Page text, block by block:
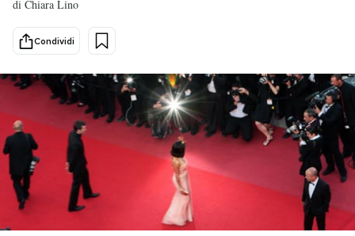
Internet
Scienza
Cultura
Economia
Sport
Altrecose
Mondiali calcio 2026
PODCAST
di Chiara Lino
Condividi